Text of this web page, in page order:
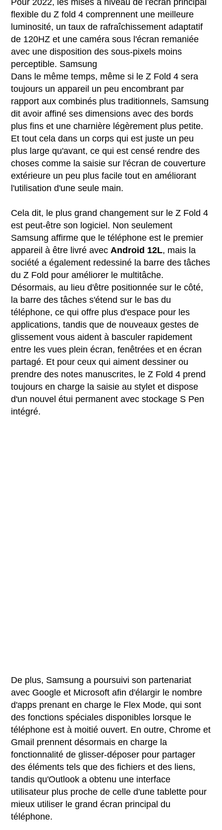
flexible du Z fold 4 comprennent une meilleure
luminosité, un taux de rafraîchissement adaptatif
de 120HZ et une caméra sous l'écran remaniée
avec une disposition des sous-pixels moins
perceptible. Samsung
Dans le même temps, même si le Z Fold 4 sera
toujours un appareil un peu encombrant par
rapport aux combinés plus traditionnels, Samsung
dit avoir affiné ses dimensions avec des bords
plus fins et une charnière légèrement plus petite.
Et tout cela dans un corps qui est juste un peu
plus large qu'avant, ce qui est censé rendre des
choses comme la saisie sur l'écran de couverture
extérieure un peu plus facile tout en améliorant
l'utilisation d'une seule main.
Cela dit, le plus grand changement sur le Z Fold 4
est peut-être son logiciel. Non seulement
Samsung affirme que le téléphone est le premier
appareil à être livré avec Android 12L, mais la
société a également redessiné la barre des tâches
du Z Fold pour améliorer le multitâche.
Désormais, au lieu d'être positionnée sur le côté,
la barre des tâches s'étend sur le bas du
téléphone, ce qui offre plus d'espace pour les
applications, tandis que de nouveaux gestes de
glissement vous aident à basculer rapidement
entre les vues plein écran, fenêtrées et en écran
partagé. Et pour ceux qui aiment dessiner ou
prendre des notes manuscrites, le Z Fold 4 prend
toujours en charge la saisie au stylet et dispose
d'un nouvel étui permanent avec stockage S Pen
intégré.
De plus, Samsung a poursuivi son partenariat
avec Google et Microsoft afin d'élargir le nombre
d'apps prenant en charge le Flex Mode, qui sont
des fonctions spéciales disponibles lorsque le
téléphone est à moitié ouvert. En outre, Chrome et
Gmail prennent désormais en charge la
fonctionnalité de glisser-déposer pour partager
des éléments tels que des fichiers et des liens,
tandis qu'Outlook a obtenu une interface
utilisateur plus proche de celle d'une tablette pour
mieux utiliser le grand écran principal du
téléphone.